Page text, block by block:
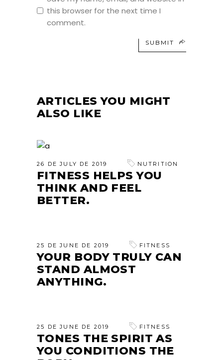
this browser for the next time I
comment.
SUBMIT
ARTICLES YOU MIGHT
ALSO LIKE
26 DE JULY DE 2019 NUTRITION
FITNESS HELPS YOU
THINK AND FEEL
BETTER.
25 DE JUNE DE 2019 FITNESS
YOUR BODY TRULY CAN
STAND ALMOST
ANYTHING.
25 DE JUNE DE 2019 FITNESS
TONES THE SPIRIT AS
YOU CONDITIONS THE